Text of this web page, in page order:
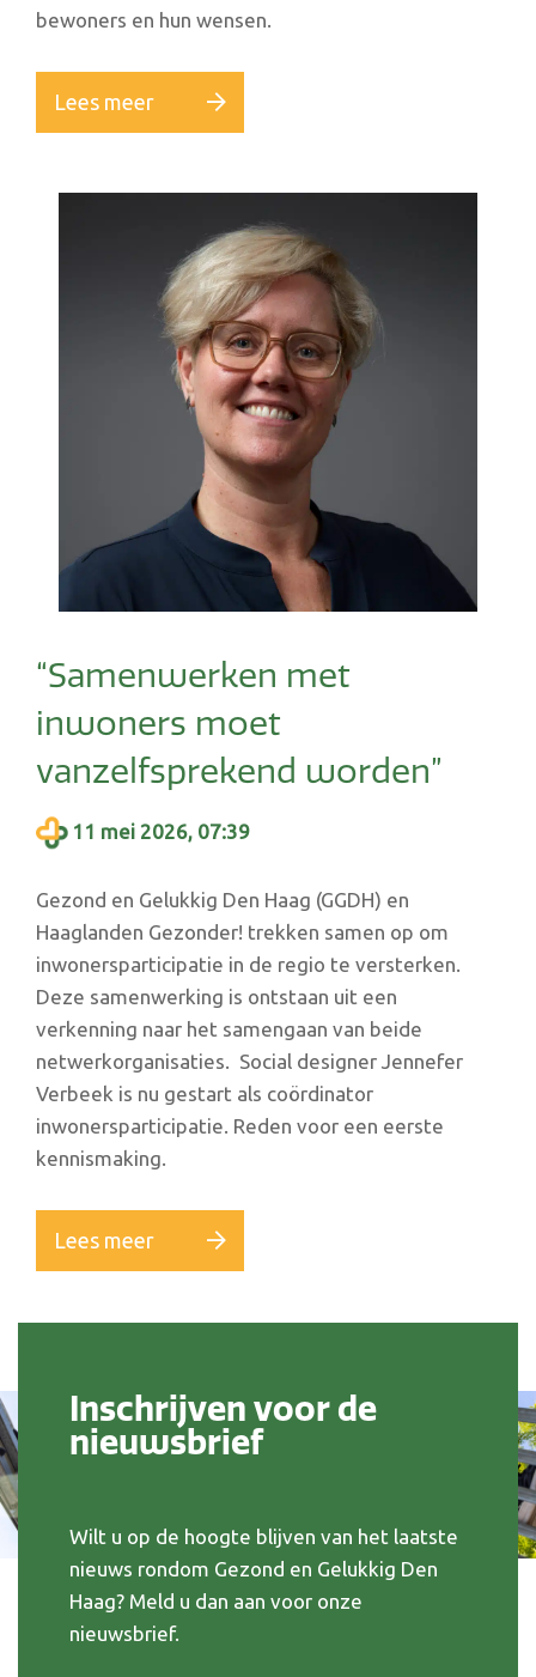
bewoners en hun wensen.
Lees meer
“Samenwerken met
inwoners moet
vanzelfsprekend worden”
11 mei 2026, 07:39
Gezond en Gelukkig Den Haag (GGDH) en
Haaglanden Gezonder! trekken samen op om
inwonersparticipatie in de regio te versterken.
Deze samenwerking is ontstaan uit een
verkenning naar het samengaan van beide
netwerkorganisaties. Social designer Jennefer
Verbeek is nu gestart als coördinator
inwonersparticipatie. Reden voor een eerste
kennismaking.
Lees meer
Inschrijven voor de
nieuwsbrief
Wilt u op de hoogte blijven van het laatste
nieuws rondom Gezond en Gelukkig Den
Haag? Meld u dan aan voor onze
nieuwsbrief.